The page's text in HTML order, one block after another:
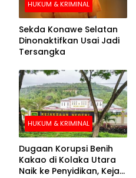
HUKUM & KRIMINAL
Sekda Konawe Selatan
Dinonaktifkan Usai Jadi
Tersangka
HUKUM & KRIMINAL
Dugaan Korupsi Benih
Kakao di Kolaka Utara
Naik ke Penyidikan, Kejari